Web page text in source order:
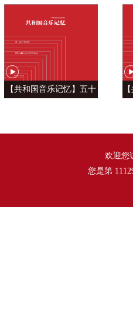
【共和国音乐记忆】五十
欢迎您
您是第